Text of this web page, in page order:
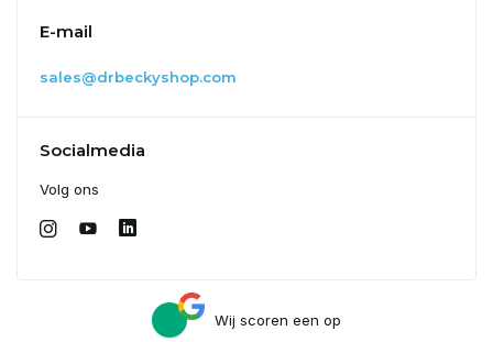
E-mail
sales@drbeckyshop.com
Socialmedia
Volg ons
Wij scoren een op